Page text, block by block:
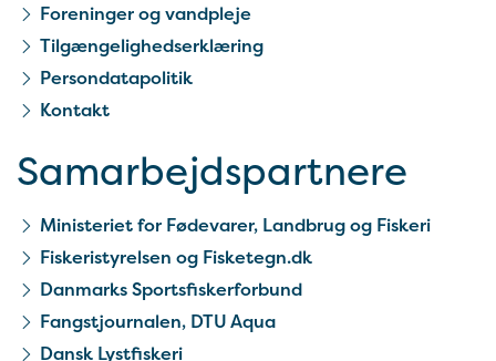
Foreninger og vandpleje
Tilgængelighedserklæring
Persondatapolitik
Kontakt
Samarbejds­partnere
Ministeriet for Fødevarer, Landbrug og Fiskeri
Fiskeristyrelsen og Fisketegn.dk
Danmarks Sportsfiskerforbund
Fangstjournalen, DTU Aqua
Dansk Lystfiskeri